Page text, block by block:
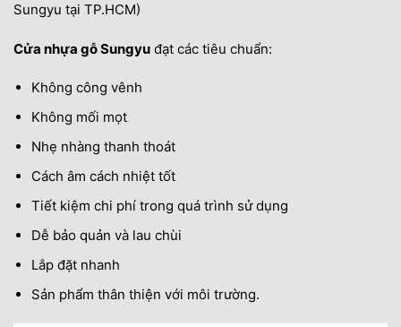
Sungyu tại TP.HCM)
Cửa nhựa gỗ Sungyu đạt các tiêu chuẩn:
Không công vênh
Không mối mọt
Nhẹ nhàng thanh thoát
Cách âm cách nhiệt tốt
Tiết kiệm chi phí trong quá trình sử dụng
Dễ bảo quản và lau chùi
Lắp đặt nhanh
Sản phẩm thân thiện với môi trường.